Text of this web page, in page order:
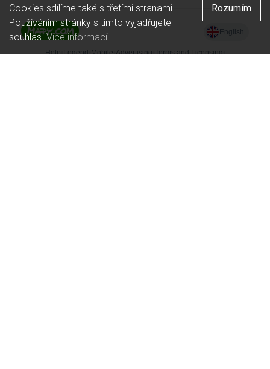
Cookies sdílíme také s třetími stranami.
Používáním stránky s tímto vyjadřujete
souhlas. Více informací.
Rozumím